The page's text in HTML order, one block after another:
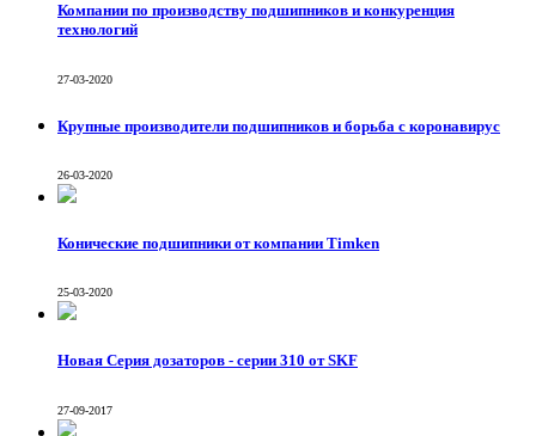
Компании по производству подшипников и конкуренция
технологий
27-03-2020
Крупные производители подшипников и борьба с коронавирус
26-03-2020
Конические подшипники от компании Тimken
25-03-2020
Новая Серия дозаторов - серии 310 от SKF
27-09-2017